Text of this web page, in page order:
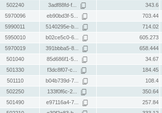
502240 3adf88fd-f... 343.6
5970096 eb90bd3f-5... 703.44
5990011 5140295e-b... 714.02
5950010 b02ce5c0-6... 605.273
5970019 391bbba5-8... 658.444
501040 85d686f1-5... 34.67
501330 f3dc8f07-c... 184.45
501110 b04b739d-7... 108.4
502250 133f0f6c-2... 350.64
501490 e97116a4-7... 257.84